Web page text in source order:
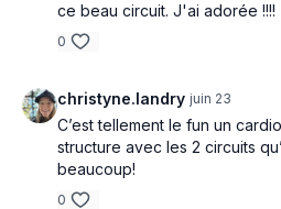
ce beau circuit. J'ai adorée !!!!
0
christyne.landry juin 23
C’est tellement le fun un
structure avec les 2 circuits
beaucoup!
0